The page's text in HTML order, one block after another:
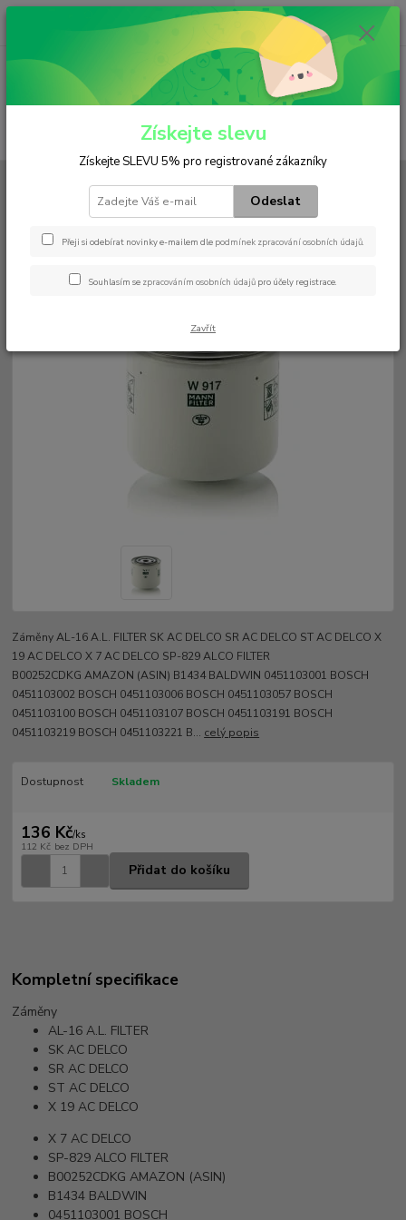
(Po-Pá, 6:30-15 hod.)
ks
0 Kč
Záměny AL-16 A.L. FILTER SK AC DELCO SR AC DELCO ST AC DELCO X
19 AC DELCO X 7 AC DELCO SP-829 ALCO FILTER
B00252CDKG AMAZON (ASIN) B1434 BALDWIN 0451103001 BOSCH
0451103002 BOSCH 0451103006 BOSCH 0451103057 BOSCH
0451103100 BOSCH 0451103107 BOSCH 0451103191 BOSCH
0451103219 BOSCH 0451103221 B... celý popis
Dostupnost Skladem
136 Kč/ks
112 Kč bez DPH
Přidat do košíku
Kompletní specifikace
Záměny
AL-16 A.L. FILTER
SK AC DELCO
SR AC DELCO
ST AC DELCO
X 19 AC DELCO
X 7 AC DELCO
SP-829 ALCO FILTER
B00252CDKG AMAZON (ASIN)
B1434 BALDWIN
0451103001 BOSCH
Získejte slevu
Získejte SLEVU 5% pro registrované zákazníky
Odeslat
Přeji si odebírat novinky e-mailem dle podmínek zpracování osobních údajů.
Souhlasím se zpracováním osobních údajů pro účely registrace.
Zavřít